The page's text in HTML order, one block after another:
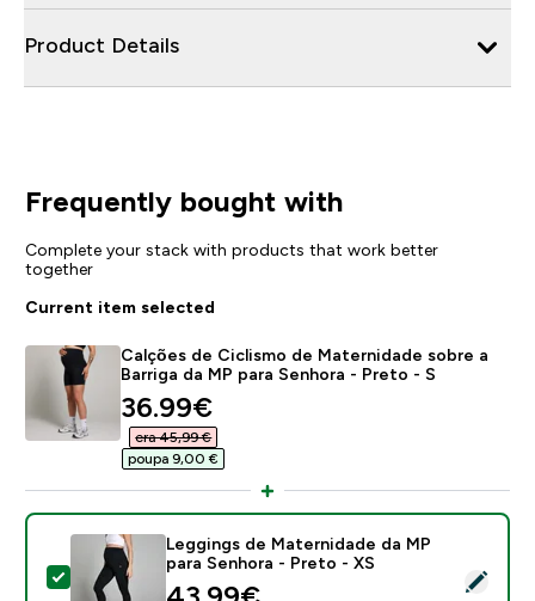
Product Details
Frequently bought with
Complete your stack with products that work better
together
Current item selected
Calções de Ciclismo de Maternidade sobre a
Barriga da MP para Senhora - Preto - S
discounted price
36.99€‎
era 45,99 €‎
poupa 9,00 €‎
Select this product - Leggings de Maternidade da MP
Leggings de Maternidade da MP
para Senhora - Preto - XS